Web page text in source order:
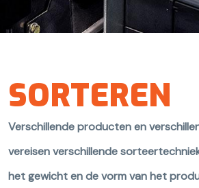
SORTEREN
Verschillende producten en
vereisen verschillende
het gewicht en de vorm van het